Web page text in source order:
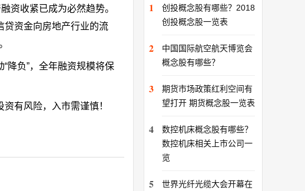
资收紧已成为必然趋势。
贷资金向房地产行业的流
降负”，全年融资规模将保
有风险，入市需谨慎！
1
创投概念股有哪些？2018
创投概念股一览表
2
中国国际航空航天博览会
概念股有哪些？
3
期货市场政策红利空间有
望打开 期货概念股一览表
4
数控机床概念股有哪些？
数控机床相关上市公司一
览
5
世界光纤光缆大会开幕在